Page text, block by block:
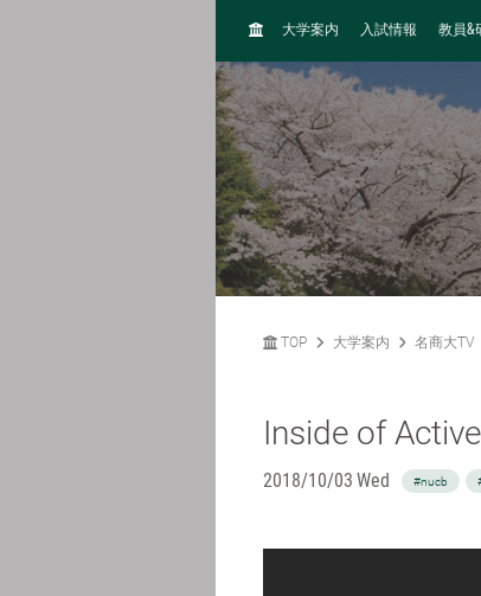
H
M
E
大学案内 入試情報 教員&
TOP 大学案内 名商大TV
Inside of
2018/10/03 Wed #nucb